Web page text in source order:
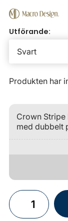
Utförande:
Produkten har
Crown
med dubbelt